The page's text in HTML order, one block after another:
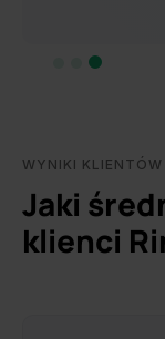
Slide 3 of 3.
WYNIKI KLIENTÓW
Jaki
klienci